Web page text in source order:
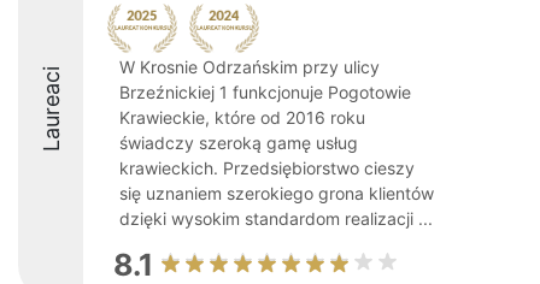
Laureaci
W Krosnie Odrzańskim przy ulicy
Brzeźnickiej 1 funkcjonuje Pogotowie
Krawieckie, które od 2016 roku
świadczy szeroką gamę usług
krawieckich. Przedsiębiorstwo cieszy
się uznaniem szerokiego grona klientów
dzięki wysokim standardom realizacji ...
8.1